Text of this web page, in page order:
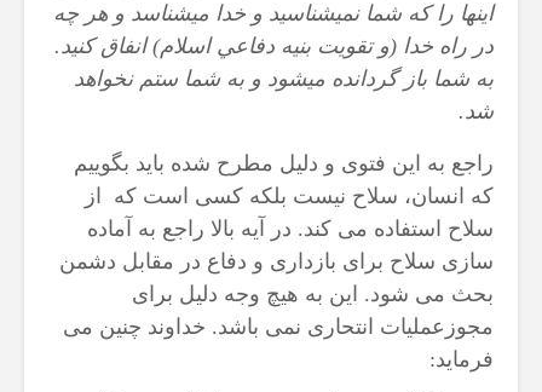
اينها را كه شما نمي‏شناسيد و خدا مي‏شناسد و هر چه
در راه خدا (و تقويت بنيه دفاعي اسلام) انفاق كنيد.
به شما باز گردانده مي‏شود و به شما ستم نخواهد
شد.
راجع به این فتوی و دلیل مطرح شده باید بگوییم
که انسان، سلاح نیست بلکه کسی است که از
سلاح استفاده می کند. در آیه بالا راجع به آماده
سازی سلاح برای بازداری و دفاع در مقابل دشمن
بحث می شود. این به هیچ وجه دلیل برای
مجوزعملیات انتحاری نمی باشد. خداوند چنین می
فرماید: